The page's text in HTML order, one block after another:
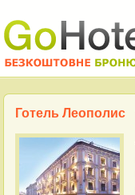
Готель Леополис